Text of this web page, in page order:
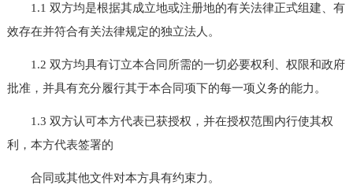
1.1 双方均是根据其成立地或注册地的有关法律正式组建、有
效存在并符合有关法律规定的独立法人。
1.2 双方均具有订立本合同所需的一切必要权利、权限和政府
批准，并具有充分履行其于本合同项下的每一项义务的能力。
1.3 双方认可本方代表已获授权，并在授权范围内行使其权
利，本方代表签署的
合同或其他文件对本方具有约束力。